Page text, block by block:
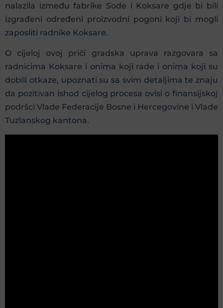
nalazila između fabrike Sode i Koksare gdje bi bili
izgrađeni određeni proizvodni pogoni koji bi mogli
zaposliti radnike Koksare.
O cijeloj ovoj priči gradska uprava razgovara sa
radnicima Koksare i onima koji rade i onima koji su
dobili otkaze, upoznati su sa svim detaljima te znaju
da pozitivan ishod cijelog procesa ovisi o finansijskoj
podršci Vlade Federacije Bosne i Hercegovine i Vlade
Tuzlanskog kantona.